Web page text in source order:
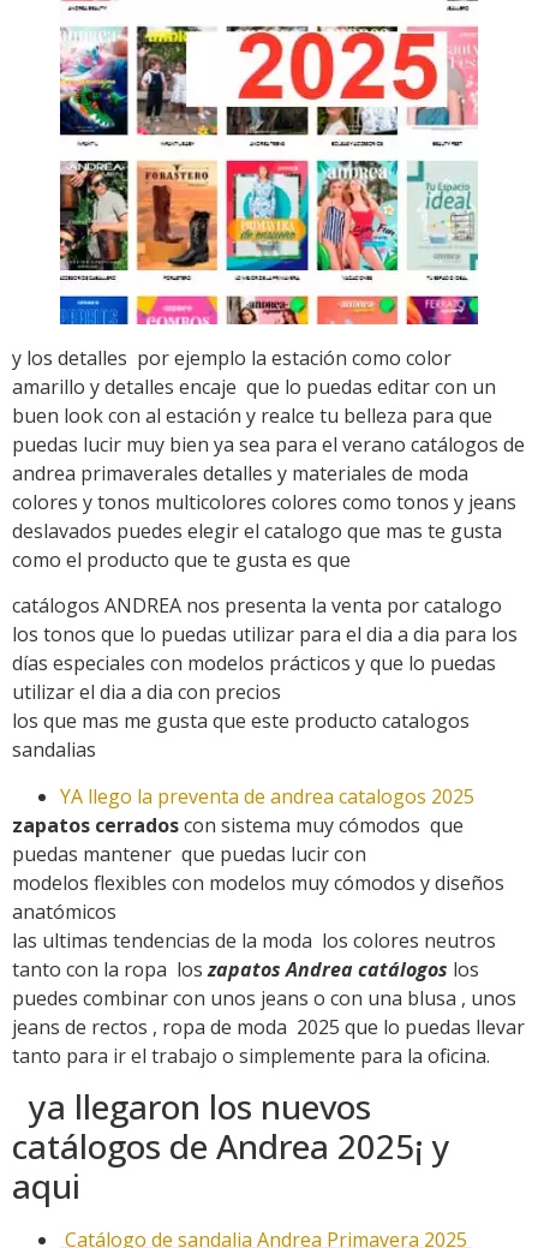
y los detalles por ejemplo la estación como color
amarillo y detalles encaje que lo puedas editar con un
buen look con al estación y realce tu belleza para que
puedas lucir muy bien ya sea para el verano catálogos de
andrea primaverales detalles y materiales de moda
colores y tonos multicolores colores como tonos y jeans
deslavados puedes elegir el catalogo que mas te gusta
como el producto que te gusta es que
catálogos ANDREA nos presenta la venta por catalogo
los tonos que lo puedas utilizar para el dia a dia para los
días especiales con modelos prácticos y que lo puedas
utilizar el dia a dia con precios
los que mas me gusta que este producto catalogos
sandalias
YA llego la preventa de andrea catalogos 2025
zapatos cerradoscon sistema muy cómodos que
puedas mantener que puedas lucir con
modelos flexibles con modelos muy cómodos y diseños
anatómicos
las ultimas tendencias de la moda los colores neutros
tanto con la ropa los zapatos Andrea catálogos los
puedes combinar con unos jeans o con una blusa , unos
jeans de rectos , ropa de moda 2025 que lo puedas llevar
tanto para ir el trabajo o simplemente para la oficina.
ya llegaron los nuevos
catálogos de Andrea 2025¡ y
aqui
Catálogo de sandalia Andrea Primavera 2025